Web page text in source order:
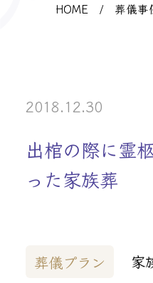
HOME / 葬儀事
2018.12.30
出棺の際に霊
った家族葬
葬儀プラン 家